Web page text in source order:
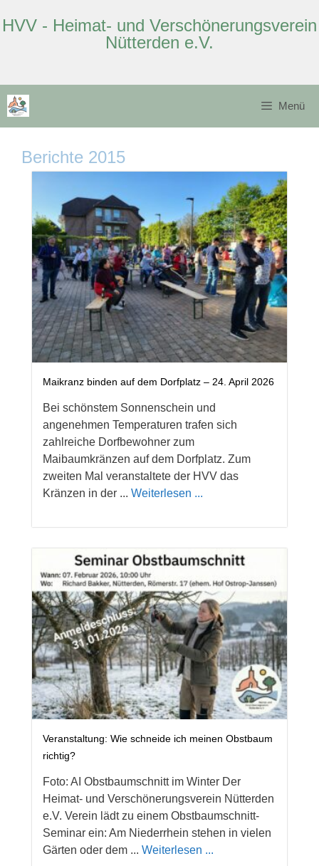
HVV - Heimat- und Verschönerungsverein
Nütterden e.V.
springen
Menü
Berichte 2015
Maikranz binden auf dem Dorfplatz – 24. April 2026
Bei schönstem Sonnenschein und
angenehmen Temperaturen trafen sich
zahlreiche Dorfbewohner zum
Maibaumkränzen auf dem Dorfplatz. Zum
zweiten Mal veranstaltete der HVV das
Kränzen in der ... Weiterlesen ...
Veranstaltung: Wie schneide ich meinen Obstbaum
richtig?
Foto: AI Obstbaumschnitt im Winter Der
Heimat- und Verschönerungsverein Nütterden
e.V. Verein lädt zu einem Obstbaumschnitt-
Seminar ein: Am Niederrhein stehen in vielen
Gärten oder dem ... Weiterlesen ...